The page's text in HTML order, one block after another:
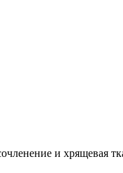
и хрящевая